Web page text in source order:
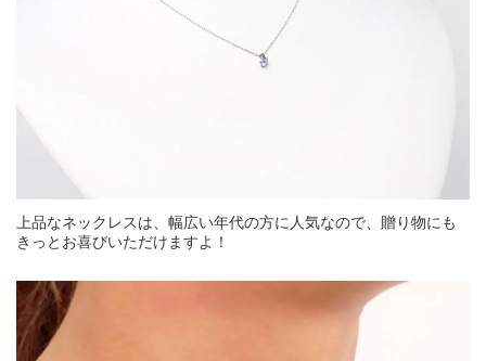
上品なネックレスは、幅広い年代の方に人気なので、贈り物にも
きっとお喜びいただけますよ！